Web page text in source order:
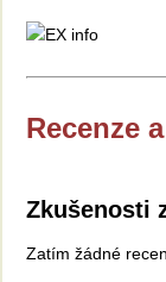
Recenze
Zkušenosti
Zatím žádné